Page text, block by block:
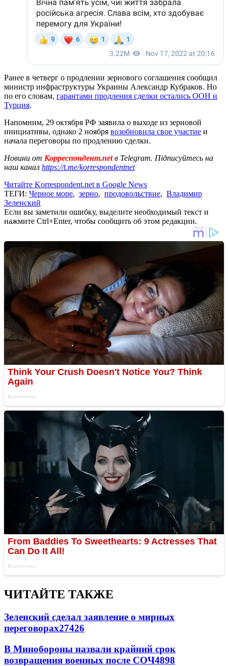
Ранее в четверг о продлении зернового соглашения сообщил
министр инфраструктуры Украины Александр Кубраков. Но
по его словам, гарантами продления сделки остались ООН и
Турция.
Напомним, 29 октября РФ заявила о выходе из зерновой
инициативы, однако 2 ноября возобновила свое участие и
начала переговоры по продлению сделки.
Новини от Корреспондент.netв Telegram. Підписуйтесь на
наш канал https://t.me/korrespondentnet
Читайте Korrespondent.net в Google News
ТЕГИ: Черное море, зерно, продовольствие, Владимир
Зеленский
Если вы заметили ошибку, выделите необходимый текст и
нажмите Ctrl+Enter, чтобы сообщить об этом редакции.
ЧИТАЙТЕ ТАКЖЕ
Зеленский сделал заявление о мирных
переговорах27426
В Минобороны назвали крайний срок
возвращения военных после СОЧ4898